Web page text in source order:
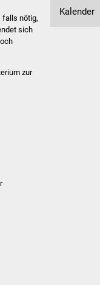
falls nötig,
sich
zur
Kalender